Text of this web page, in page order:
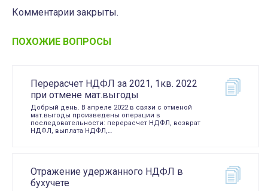
Комментарии закрыты.
ПОХОЖИЕ ВОПРОСЫ
Перерасчет НДФЛ за 2021, 1кв. 2022
при отмене мат.выгоды
Добрый день. В апреле 2022 в связи с отменой
мат.выгоды произведены операции в
последовательности: перерасчет НДФЛ, возврат
НДФЛ, выплата НДФЛ,…
Отражение удержанного НДФЛ в
бухучете